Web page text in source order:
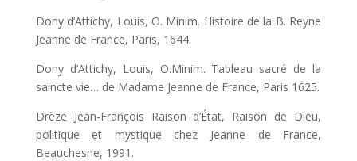
Dony d’Attichy, Louis, O. Minim. Histoire de la B. Reyne
Jeanne de France, Paris, 1644.
Dony d’Attichy, Louis, O.Minim. Tableau sacré de la
saincte vie… de Madame Jeanne de France, Paris 1625.
Drèze Jean-François Raison d’État, Raison de Dieu,
politique et mystique chez Jeanne de France,
Beauchesne, 1991.